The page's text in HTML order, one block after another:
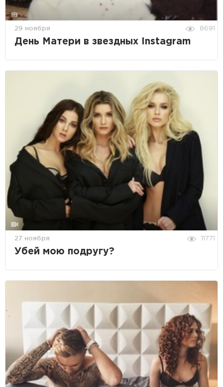
29 ноября 8691
День Матери в звездных Instagram
27 ноября 11771
Убей мою подругу?